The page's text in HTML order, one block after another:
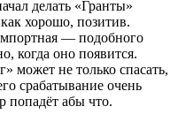
делать «Гранты»
хорошо, позитив.
— подобного
когда оно появится.
может не только спасать,
срабатывание очень
попадёт абы что.